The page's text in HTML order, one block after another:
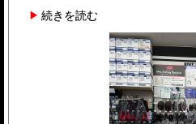
続きを読む